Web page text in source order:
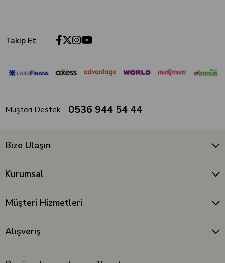
Takip Et
Müşteri Destek 0536 944 54 44
Bize Ulaşın
Kurumsal
Müşteri Hizmetleri
Alışveriş